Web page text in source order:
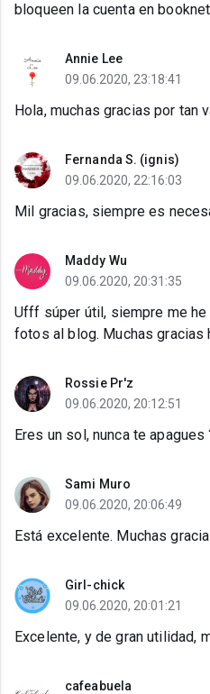
bloqueen la cuenta en
Annie Lee
09.06.2020, 23:18:41
Hola, muchas gracias por tan
Fernanda S. (ignis)
09.06.2020, 22:16:03
Mil gracias, siempre es
Maddy Wu
09.06.2020, 20:31:35
Ufff súper útil, siempre me
fotos al blog. Muchas gracias
Rossie Pr'z
09.06.2020, 20:12:51
Eres un sol, nunca te apagues
Sami Muro
09.06.2020, 20:06:49
Está excelente. Muchas
Girl-chick
09.06.2020, 20:01:21
Excelente, y de gran utilidad,
cafeabuela